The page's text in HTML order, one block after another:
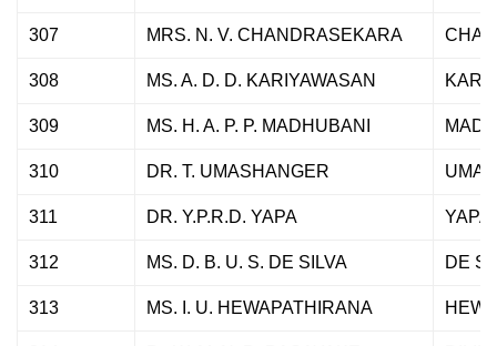
307 MRS. N. V. CHANDRASEKARA
308 MS. A. D. D. KARIYAWASAN
309 MS. H. A. P. P. MADHUBANI
310 DR. T. UMASHANGER
311 DR. Y.P.R.D. YAPA YAPA
312 MS. D. B. U. S. DE SILVA DE
313 MS. I. U. HEWAPATHIRANA